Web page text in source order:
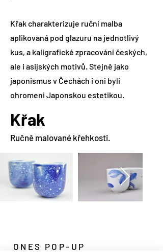
Křak charakterizuje ruční malba
aplikovaná pod glazuru na jednotlivý
kus, a kaligrafické zpracování českých,
ale i asijských motivů. Stejně jako
japonismus v Čechách i oni byli
ohromeni Japonskou estetikou.
Křak
Ručně malované křehkosti.
ONES POP-UP